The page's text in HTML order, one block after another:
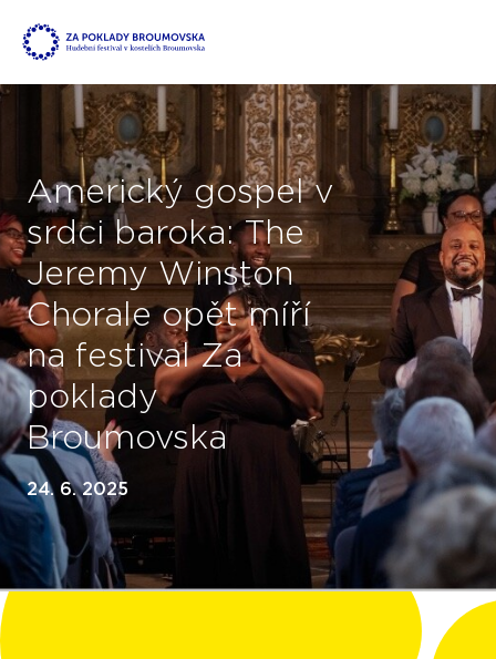
Americký gospel v
srdci baroka: The
Jeremy Winston
Chorale opět míří
na festival Za
poklady
Broumovska
24. 6. 2025